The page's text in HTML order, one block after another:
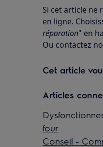
Si cet article ne
en ligne.
réparation" en
Ou contactez
Cet article
Articles
four
Conseil -